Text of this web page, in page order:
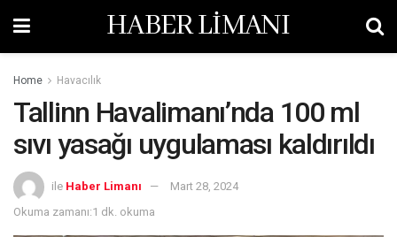
HABER LİMANI
Home Havacılık
Tallinn Havalimanı’nda 100 ml
sıvı yasağı uygulaması kaldırıldı
ile Haber Limanı
Mart 28, 2024
Okuma zamanı:1 dk. okuma